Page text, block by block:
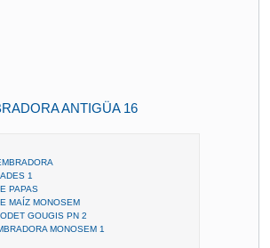
ANTIGÜA 16
1
PAPAS
MAÍZ MONOSEM
GOUGIS PN 2
MONOSEM 1